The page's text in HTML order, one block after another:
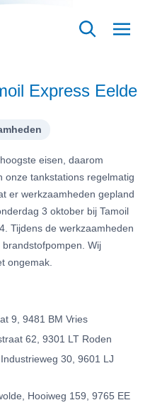
Express Eelde
eisen, daarom
onze tankstations regelmatig
er werkzaamheden gepland
3 oktober bij Tamoil
Tijdens de werkzaamheden
Wij
ongemak.
9, 9481 BM Vries
62, 9301 LT Roden
30, 9601 LJ
Hooiweg 159, 9765 EE